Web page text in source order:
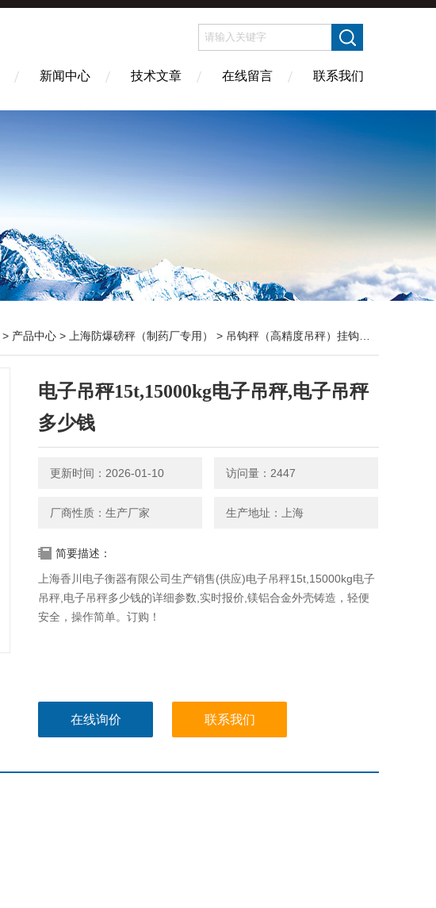
新闻中心 技术文章 在线留言 联系我们
> 产品中心 > 上海防爆磅秤（制药厂专用） > 吊钩秤（高精度吊秤）挂钩称
电子吊秤15t,15000kg电子吊秤,电子吊秤
多少钱
更新时间：2026-01-10 访问量：2447
厂商性质：生产厂家 生产地址：上海
简要描述：
上海香川电子衡器有限公司生产销售(供应)电子吊秤15t,15000kg电子
吊秤,电子吊秤多少钱的详细参数,实时报价,镁铝合金外壳铸造，轻便
安全，操作简单。订购！
在线询价 联系我们